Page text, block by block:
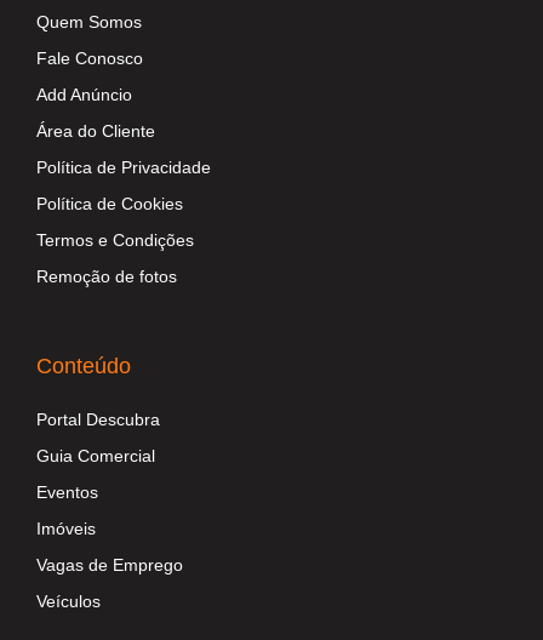
Quem Somos
Fale Conosco
Add Anúncio
Área do Cliente
Política de Privacidade
Política de Cookies
Termos e Condições
Remoção de fotos
Conteúdo
Portal Descubra
Guia Comercial
Eventos
Imóveis
Vagas de Emprego
Veículos